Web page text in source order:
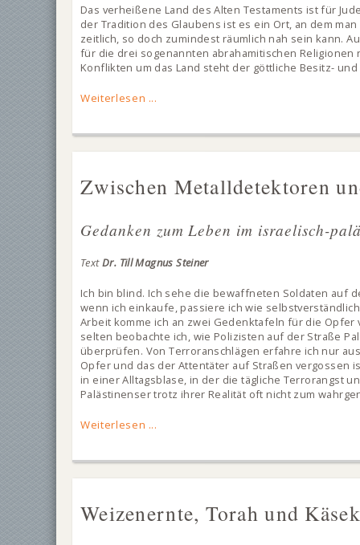
Das verheißene Land des Alten Testaments ist für
der Tradition des Glaubens ist es ein Ort, an dem
zeitlich, so doch zumindest räumlich nah sein kann.
für die drei sogenannten abrahamitischen
Konflikten um das Land steht der göttliche Besitz-
Weiterlesen ...
Zwischen Metalldetektoren
Gedanken zum Leben im israelisch-
TextDr. Till Magnus Steiner
Ich bin blind. Ich sehe die bewaffneten Soldaten auf
wenn ich einkaufe, passiere ich wie
Arbeit komme ich an zwei Gedenktafeln für die
selten beobachte ich, wie Polizisten auf der Straße
überprüfen. Von Terroranschlägen erfahre ich nur
Opfer und das der Attentäter auf Straßen vergossen
in einer Alltagsblase, in der die tägliche Terrorangst
Palästinenser trotz ihrer Realität oft nicht zum
Weiterlesen ...
Weizenernte, Torah und